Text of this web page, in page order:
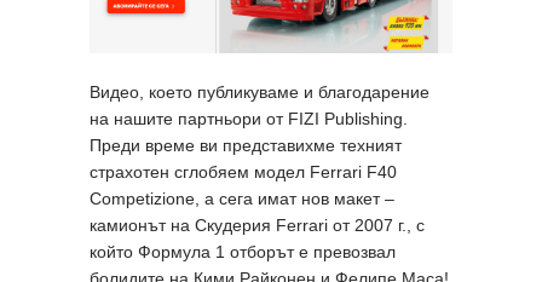
Видео, което публикуваме и благодарение
на нашите партньори от FIZI Publishing.
Преди време ви представихме техният
страхотен сглобяем модел Ferrari F40
Competizione, а сега имат нов макет –
камионът на Скудерия Ferrari от 2007 г., с
който Формула 1 отборът е превозвал